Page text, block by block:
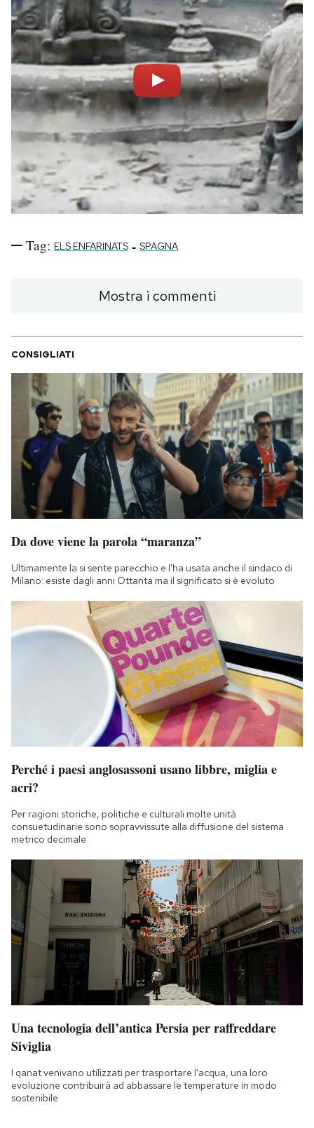
Tag: ELS ENFARINATS - SPAGNA
Mostra i commenti
CONSIGLIATI
Da dove viene la parola “maranza”
Ultimamente la si sente parecchio e l'ha usata anche il sindaco di
Milano: esiste dagli anni Ottanta ma il significato si è evoluto
Perché i paesi anglosassoni usano libbre, miglia e
acri?
Per ragioni storiche, politiche e culturali molte unità
consuetudinarie sono sopravvissute alla diffusione del sistema
metrico decimale
Una tecnologia dell’antica Persia per raffreddare
Siviglia
I qanat venivano utilizzati per trasportare l'acqua, una loro
evoluzione contribuirà ad abbassare le temperature in modo
sostenibile